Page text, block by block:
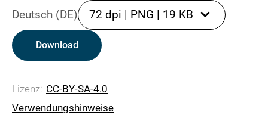
Deutsch (DE) 72 dpi | PNG | 19 KB
Download
Lizenz: CC-BY-SA-4.0
Verwendungshinweise